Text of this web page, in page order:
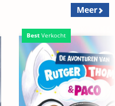
Meer
Best Verkocht